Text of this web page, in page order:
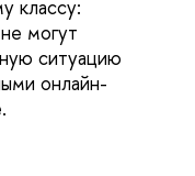
классу:
могут
ситуацию
онлайн-